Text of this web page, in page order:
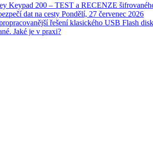
Keypad 200 – TEST a RECENZE
dat na cesty Pondělí, 27 červenec 2026
řešení klasického USB Flash
Jaké je v praxi?